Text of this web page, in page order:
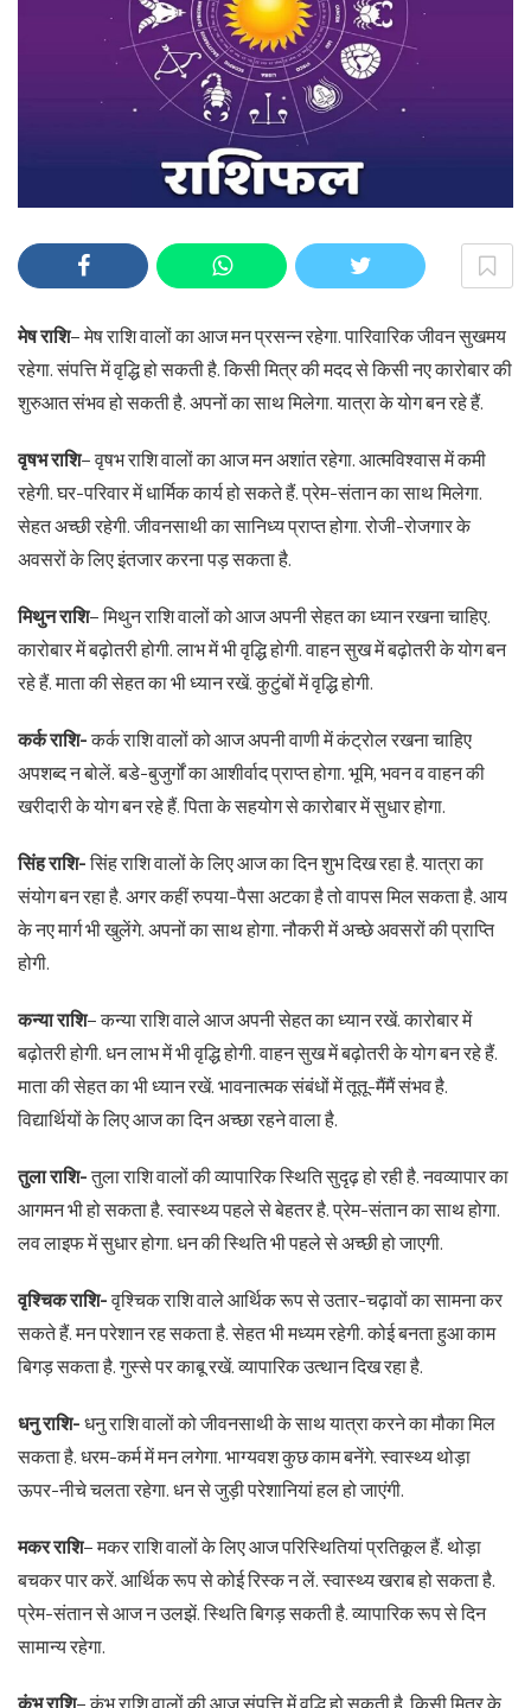
मेष राशि– मेष राशि वालों का आज मन प्रसन्न रहेगा. पारिवारिक जीवन सुखमय
रहेगा. संपत्ति में वृद्धि हो सकती है. किसी मित्र की मदद से किसी नए कारोबार की
शुरुआत संभव हो सकती है. अपनों का साथ मिलेगा. यात्रा के योग बन रहे हैं.
वृषभ राशि– वृषभ राशि वालों का आज मन अशांत रहेगा. आत्मविश्वास में कमी
रहेगी. घर-परिवार में धार्मिक कार्य हो सकते हैं. प्रेम-संतान का साथ मिलेगा.
सेहत अच्छी रहेगी. जीवनसाथी का सानिध्य प्राप्त होगा. रोजी-रोजगार के
अवसरों के लिए इंतजार करना पड़ सकता है.
मिथुन राशि– मिथुन राशि वालों को आज अपनी सेहत का ध्यान रखना चाहिए.
कारोबार में बढ़ोतरी होगी. लाभ में भी वृद्धि होगी. वाहन सुख में बढ़ोतरी के योग बन
रहे हैं. माता की सेहत का भी ध्यान रखें. कुटुंबों में वृद्धि होगी.
कर्क राशि-कर्क राशि वालों को आज अपनी वाणी में कंट्रोल रखना चाहिए
अपशब्द न बोलें. बडे-बुजुर्गों का आशीर्वाद प्राप्त होगा. भूमि, भवन व वाहन की
खरीदारी के योग बन रहे हैं. पिता के सहयोग से कारोबार में सुधार होगा.
सिंह राशि-सिंह राशि वालों के लिए आज का दिन शुभ दिख रहा है. यात्रा का
संयोग बन रहा है. अगर कहीं रुपया-पैसा अटका है तो वापस मिल सकता है. आय
के नए मार्ग भी खुलेंगे. अपनों का साथ होगा. नौकरी में अच्छे अवसरों की प्राप्ति
होगी.
कन्या राशि– कन्या राशि वाले आज अपनी सेहत का ध्यान रखें. कारोबार में
बढ़ोतरी होगी. धन लाभ में भी वृद्धि होगी. वाहन सुख में बढ़ोतरी के योग बन रहे हैं.
माता की सेहत का भी ध्यान रखें. भावनात्मक संबंधों में तूतू-मैंमैं संभव है.
विद्यार्थियों के लिए आज का दिन अच्छा रहने वाला है.
तुला राशि-तुला राशि वालों की व्यापारिक स्थिति सुदृढ़ हो रही है. नवव्यापार का
आगमन भी हो सकता है. स्वास्थ्य पहले से बेहतर है. प्रेम-संतान का साथ होगा.
लव लाइफ में सुधार होगा. धन की स्थिति भी पहले से अच्छी हो जाएगी.
वृश्चिक राशि-वृश्चिक राशि वाले आर्थिक रूप से उतार-चढ़ावों का सामना कर
सकते हैं. मन परेशान रह सकता है. सेहत भी मध्यम रहेगी. कोई बनता हुआ काम
बिगड़ सकता है. गुस्से पर काबू रखें. व्यापारिक उत्थान दिख रहा है.
धनु राशि- धनु राशि वालों को जीवनसाथी के साथ यात्रा करने का मौका मिल
सकता है. धरम-कर्म में मन लगेगा. भाग्यवश कुछ काम बनेंगे. स्वास्थ्य थोड़ा
ऊपर-नीचे चलता रहेगा. धन से जुड़ी परेशानियां हल हो जाएंगी.
मकर राशि– मकर राशि वालों के लिए आज परिस्थितियां प्रतिकूल हैं. थोड़ा
बचकर पार करें. आर्थिक रूप से कोई रिस्क न लें. स्वास्थ्य खराब हो सकता है.
प्रेम-संतान से आज न उलझें. स्थिति बिगड़ सकती है. व्यापारिक रूप से दिन
सामान्य रहेगा.